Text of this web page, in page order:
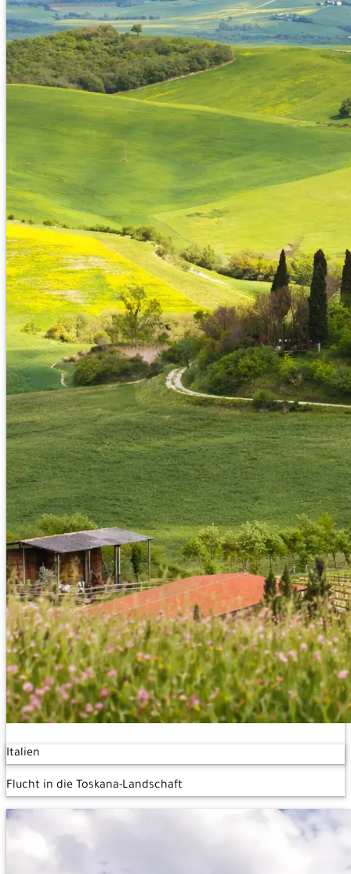
Italien
Flucht in die Toskana-Landschaft